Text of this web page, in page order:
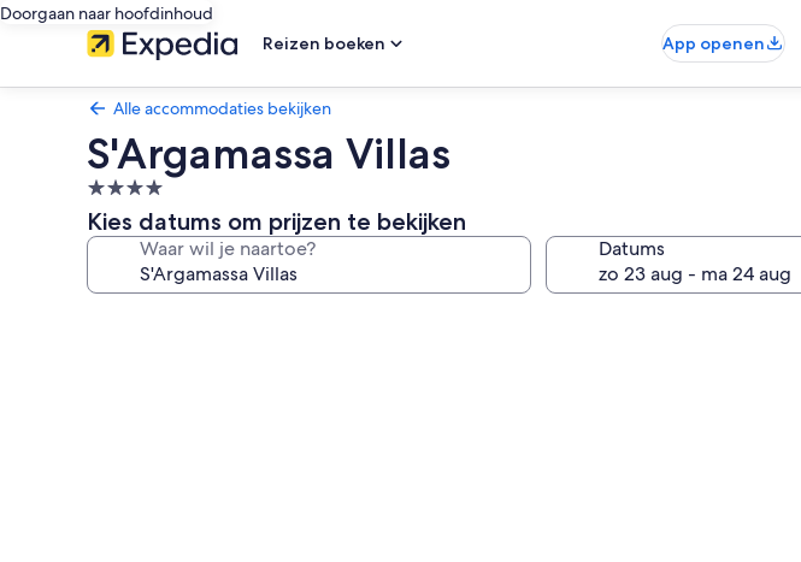
Doorgaan naar hoofdinhoud
Reizen boeken
App openen
Alle accommodaties bekijken
S'Argamassa Villas
4.0-
sterrenaccommodatie
Kies datums om prijzen te bekijken
Waar wil je naartoe? Datums